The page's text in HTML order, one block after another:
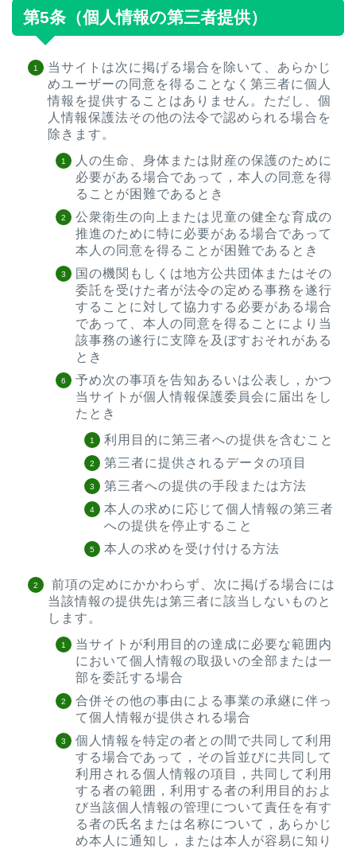
第5条（個人情報の第三者提供）
当サイトは次に掲げる場合を除いて、あらかじ
めユーザーの同意を得ることなく第三者に個人
情報を提供することはありません。ただし、個
人情報保護法その他の法令で認められる場合を
除きます。
人の生命、身体または財産の保護のために
必要がある場合であって，本人の同意を得
ることが困難であるとき
公衆衛生の向上または児童の健全な育成の
推進のために特に必要がある場合であって
本人の同意を得ることが困難であるとき
国の機関もしくは地方公共団体またはその
委託を受けた者が法令の定める事務を遂行
することに対して協力する必要がある場合
であって、本人の同意を得ることにより当
該事務の遂行に支障を及ぼすおそれがある
とき
予め次の事項を告知あるいは公表し，かつ
当サイトが個人情報保護委員会に届出をし
たとき
利用目的に第三者への提供を含むこと
第三者に提供されるデータの項目
第三者への提供の手段または方法
本人の求めに応じて個人情報の第三者
への提供を停止すること
本人の求めを受け付ける方法
前項の定めにかかわらず、次に掲げる場合には
当該情報の提供先は第三者に該当しないものと
します。
当サイトが利用目的の達成に必要な範囲内
において個人情報の取扱いの全部または一
部を委託する場合
合併その他の事由による事業の承継に伴っ
て個人情報が提供される場合
個人情報を特定の者との間で共同して利用
する場合であって，その旨並びに共同して
利用される個人情報の項目，共同して利用
する者の範囲，利用する者の利用目的およ
び当該個人情報の管理について責任を有す
る者の氏名または名称について，あらかじ
め本人に通知し，または本人が容易に知り